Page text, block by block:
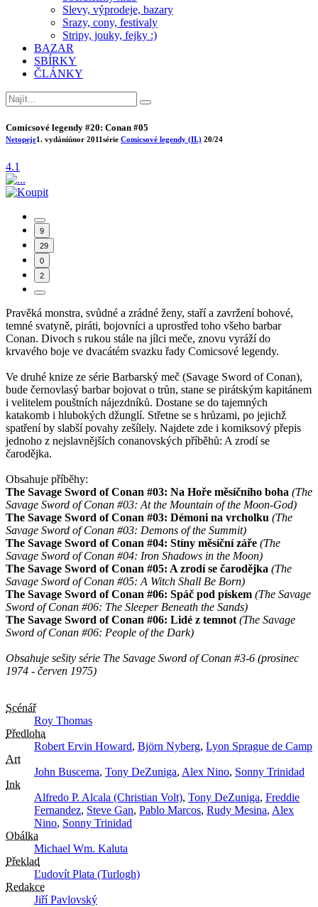
Slevy, výprodeje, bazary
Srazy, cony, festivaly
Stripy, jouky, fejky :)
BAZAR
SBÍRKY
ČLÁNKY
Comicsové legendy #20: Conan #05
Netopejr1. vydáníúnor 2011série Comicsové legendy (II.) 20/24
4.1
9
29
0
2
Pravěká monstra, svůdné a zrádné ženy, staří a zavržení bohové,
temné svatyně, piráti, bojovníci a uprostřed toho všeho barbar
Conan. Divoch s rukou stále na jílci meče, znovu vyráží do
krvavého boje ve dvacátém svazku řady Comicsové legendy.
Ve druhé knize ze série Barbarský meč (Savage Sword of Conan),
bude černovlasý barbar bojovat o trůn, stane se pirátským kapitánem
i velitelem pouštních nájezdníků. Dostane se do tajemných
katakomb i hlubokých džunglí. Střetne se s hrůzami, po jejichž
spatření by slabší povahy zešílely. Najdete zde i komiksový přepis
jednoho z nejslavnějších conanovských příběhů: A zrodí se
čarodějka.
Obsahuje příběhy:
The Savage Sword of Conan #03: Na Hoře měsíčního boha (The
Savage Sword of Conan #03: At the Mountain of the Moon-God)
The Savage Sword of Conan #03: Démoni na vrcholku (The
Savage Sword of Conan #03: Demons of the Summit)
The Savage Sword of Conan #04: Stíny měsíční záře (The
Savage Sword of Conan #04: Iron Shadows in the Moon)
The Savage Sword of Conan #05: A zrodí se čarodějka (The
Savage Sword of Conan #05: A Witch Shall Be Born)
The Savage Sword of Conan #06: Spáč pod pískem (The Savage
Sword of Conan #06: The Sleeper Beneath the Sands)
The Savage Sword of Conan #06: Lidé z temnot (The Savage
Sword of Conan #06: People of the Dark)
Obsahuje sešity série The Savage Sword of Conan #3-6 (prosinec
1974 - červen 1975)
Scénář
Roy Thomas
Předloha
Robert Ervin Howard, Björn Nyberg, Lyon Sprague de Camp
Art
John Buscema, Tony DeZuniga, Alex Nino, Sonny Trinidad
Ink
Alfredo P. Alcala (Christian Volt), Tony DeZuniga, Freddie
Fernandez, Steve Gan, Pablo Marcos, Rudy Mesina, Alex
Nino, Sonny Trinidad
Obálka
Michael Wm. Kaluta
Překlad
Ľudovít Plata (Turlogh)
Redakce
Jiří Pavlovský